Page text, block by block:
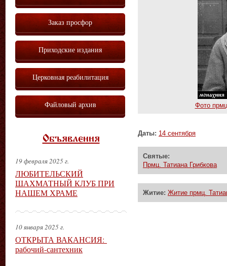
Фото
Даты: 14 сентября
Святые:
Прмц. Татиана Грибкова
Житие: Житие прмц.
Заказ просфор
Приходские издания
Церковная реабилитация
Файловый архив
Объявления
19 февраля 2025 г.
ЛЮБИТЕЛЬСКИЙ
ШАХМАТНЫЙ КЛУБ ПРИ
НАШЕМ ХРАМЕ
10 января 2025 г.
ОТКРЫТА ВАКАНСИЯ:
рабочий-сантехник